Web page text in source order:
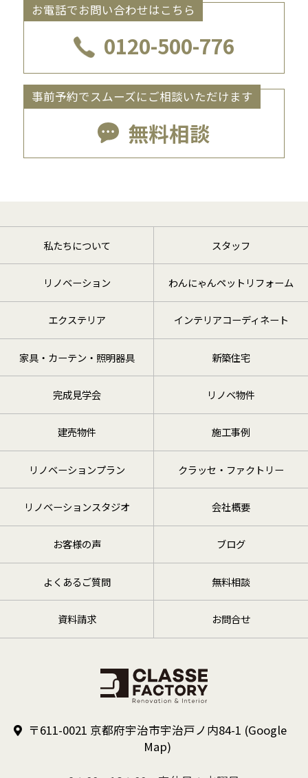
き、この照合により特定の個人を識別でき
ることとなる情報。
(1)お客様の個人情報は、次の者が利用でき
るものとします。
当社及び当社子会社
当社親会社及びその子会社
当社の取り扱う住宅用建材商品、ビル用
建材商品、エクステリア商品、住宅設備
値のあるサービスをご提供するため。
る資料、カタログをお届けするため。
お客様から登録いただいたショールーム
来場時のご相談商品や建築工法等に関し
て、最適なプランをご提案するため。
お客様に対してダイレクトメール、電子
め。
お客様にお届けするため。
さまの施工物件情報をお知らせするた
め。
お客さまのご承認の下に、当社のお取引
先に紹介させていただくため。
商品やサービスについてお客さまの利用
当社もしくは当社商品に関連してお客様
ンス等、その他お客様と接触するため。
外の者が利用する必要が生じた場合及び上
記の利用目的以外に利用する必要が生じた
する場合を除き、事前にお客様に利用者及
お電話でお問い合わせはこちら
0120-500-776
事前予約でスムーズにご相談いただけます
無料相談
私たちについて スタッフ
リノベーション わんにゃんペットリフォーム
エクステリア インテリアコーディネート
家具・カーテン・照明器具 新築住宅
完成見学会 リノベ物件
建売物件 施工事例
リノベーションプラン クラッセ・ファクトリー
リノベーションスタジオ 会社概要
お客様の声 ブログ
よくあるご質問 無料相談
資料請求 お問合せ
〒611-0021 京都府宇治市宇治戸ノ内84-1 (Google
Map)